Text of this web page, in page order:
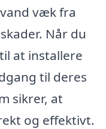
væk fra
Når du
at installere
til deres
sikrer, at
og effektivt.